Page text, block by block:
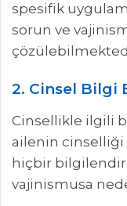
spesifik
sorun ve
2. Cinsel Bilgi
Cinsellikle ilgili
ailenin cinselliği
hiçbir
vajinismusa